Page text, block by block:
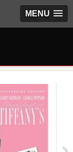
MENU